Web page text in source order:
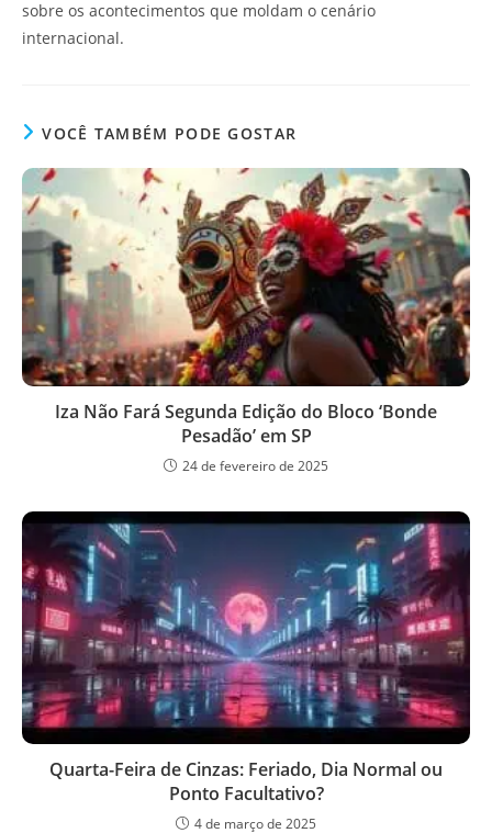
sobre os acontecimentos que moldam o cenário
internacional.
VOCÊ TAMBÉM PODE GOSTAR
Iza Não Fará Segunda Edição do Bloco ‘Bonde
Pesadão’ em SP
24 de fevereiro de 2025
Quarta-Feira de Cinzas: Feriado, Dia Normal ou
Ponto Facultativo?
4 de março de 2025